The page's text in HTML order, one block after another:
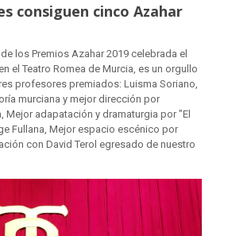
consiguen cinco Azahar
los Premios Azahar 2019 celebrada el
el Teatro Romea de Murcia, es un orgullo
profesores premiados: Luisma Soriano,
murciana y mejor dirección por
Mejor adapatación y dramaturgia por "El
Fullana, Mejor espacio escénico por
con David Terol egresado de nuestro